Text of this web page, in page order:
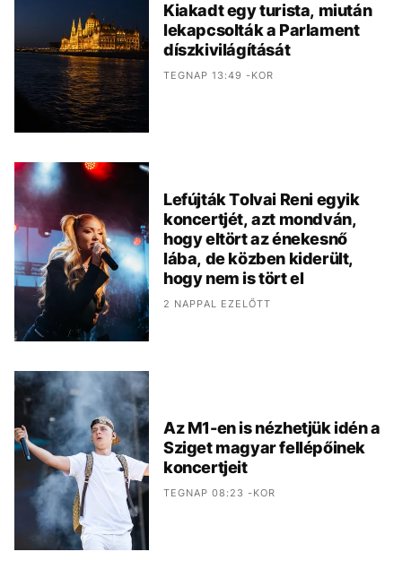
Kiakadt egy turista, miután
lekapcsolták a Parlament
díszkivilágítását
TEGNAP 13:49 -KOR
Lefújták Tolvai Reni egyik
koncertjét, azt mondván,
hogy eltört az énekesnő
lába, de közben kiderült,
hogy nem is tört el
2 NAPPAL EZELŐTT
Az M1-en is nézhetjük idén a
Sziget magyar fellépőinek
koncertjeit
TEGNAP 08:23 -KOR